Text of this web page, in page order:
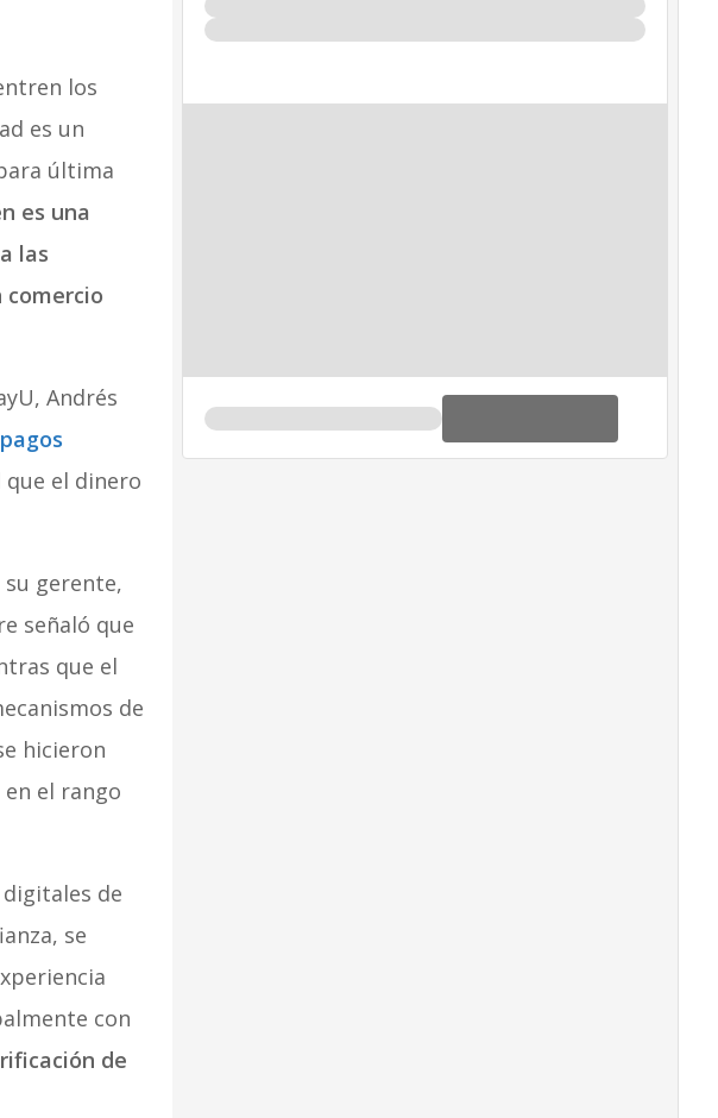
los
es un
última
es una
las
Andrés
que el dinero
gerente,
señaló que
que el
de
hicieron
el rango
de
se
con
de